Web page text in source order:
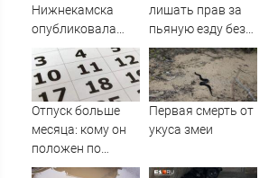
Нижнекамска
опубликовала
видео жесткого
ДТП с участием
питбайкера
07/08/2026 –
лишать прав за
пьяную езду без
документов,
удостоверяющих
личность
Отпуск больше
месяца: кому он
положен по
закону в
Первая смерть от
укуса змеи